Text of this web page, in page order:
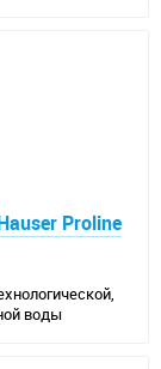
Proline
воды